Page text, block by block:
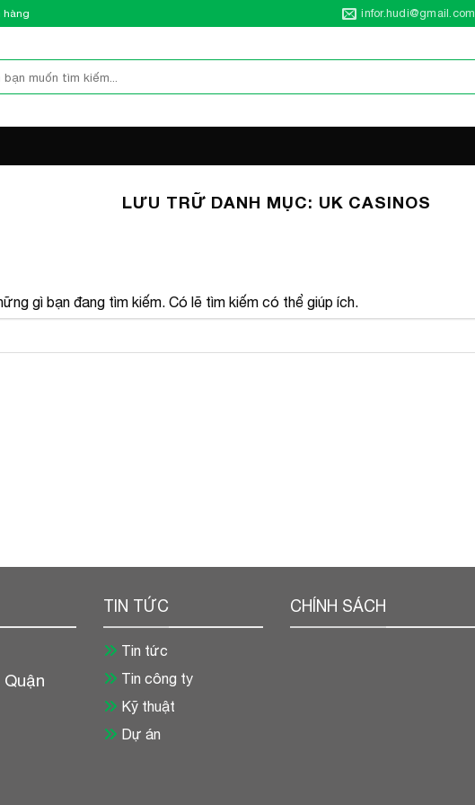
hàng infor.hudi@gmail.com
LƯU TRỮ DANH MỤC: UK CASINOS
gì bạn đang tìm kiếm. Có lẽ tìm kiếm có thể giúp ích.
TIN TỨC
Tin tức
Tin công ty
Kỹ thuật
Dự án
CHÍNH SÁCH